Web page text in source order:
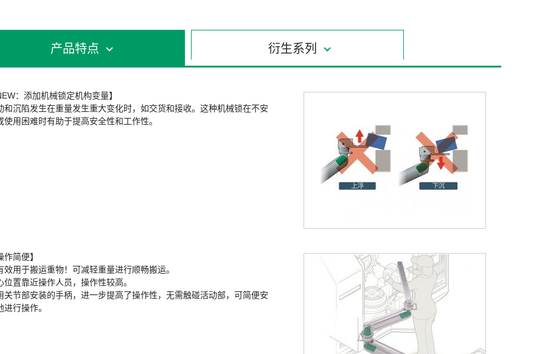
产品特点 衍生系列
：添加机械锁定机构变量】
和沉陷发生在重量发生重大变化时，如交货和接收。这种机械锁在不安
使用困难时有助于提高安全性和工作性。
作简便】
效用于搬运重物！可减轻重量进行顺畅搬运。
位置靠近操作人员，操作性较高。
关节部安装的手柄，进一步提高了操作性，无需触碰活动部，可简便安
进行操作。